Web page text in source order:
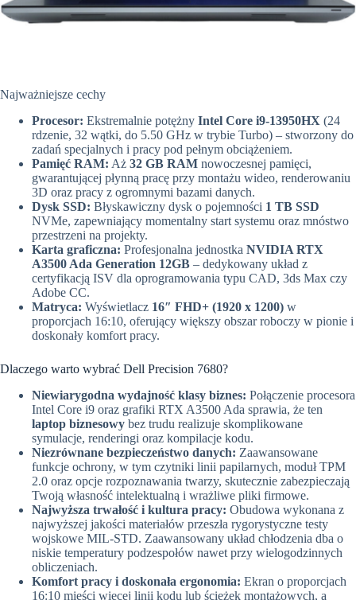
Najważniejsze cechy
Procesor: Ekstremalnie potężny Intel Core i9-13950HX (24
rdzenie, 32 wątki, do 5.50 GHz w trybie Turbo) – stworzony do
zadań specjalnych i pracy pod pełnym obciążeniem.
Pamięć RAM: Aż 32 GB RAM nowoczesnej pamięci,
gwarantującej płynną pracę przy montażu wideo, renderowaniu
3D oraz pracy z ogromnymi bazami danych.
Dysk SSD: Błyskawiczny dysk o pojemności 1 TB SSD
NVMe, zapewniający momentalny start systemu oraz mnóstwo
przestrzeni na projekty.
Karta graficzna: Profesjonalna jednostka NVIDIA RTX
A3500 Ada Generation 12GB – dedykowany układ z
certyfikacją ISV dla oprogramowania typu CAD, 3ds Max czy
Adobe CC.
Matryca: Wyświetlacz 16″ FHD+ (1920 x 1200) w
proporcjach 16:10, oferujący większy obszar roboczy w pionie i
doskonały komfort pracy.
Dlaczego warto wybrać Dell Precision 7680?
Niewiarygodna wydajność klasy biznes: Połączenie procesora
Intel Core i9 oraz grafiki RTX A3500 Ada sprawia, że ten
laptop biznesowy bez trudu realizuje skomplikowane
symulacje, renderingi oraz kompilacje kodu.
Niezrównane bezpieczeństwo danych: Zaawansowane
funkcje ochrony, w tym czytniki linii papilarnych, moduł TPM
2.0 oraz opcje rozpoznawania twarzy, skutecznie zabezpieczają
Twoją własność intelektualną i wrażliwe pliki firmowe.
Najwyższa trwałość i kultura pracy: Obudowa wykonana z
najwyższej jakości materiałów przeszła rygorystyczne testy
wojskowe MIL-STD. Zaawansowany układ chłodzenia dba o
niskie temperatury podzespołów nawet przy wielogodzinnych
obliczeniach.
Komfort pracy i doskonała ergonomia: Ekran o proporcjach
16:10 mieści więcej linii kodu lub ścieżek montażowych, a